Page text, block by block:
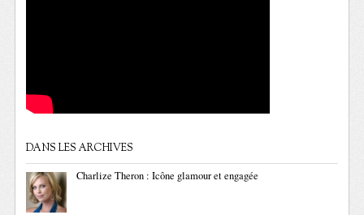
DANS LES ARCHIVES
Charlize Theron : Icône glamour et engagée